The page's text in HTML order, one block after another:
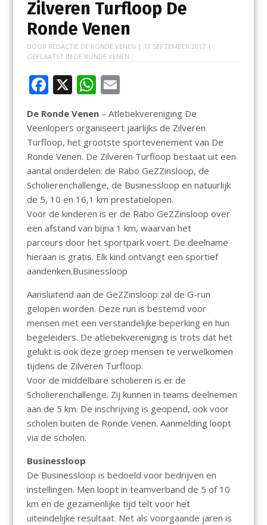
Zilveren Turfloop De
Ronde Venen
DOOR REDACTIE DE RONDE VENEN | 17 SEPTEMBER 2017|
GEPLAATST IN DE RONDE VENEN
F
ac
e
b
o
o
k
X W
at
s
A
p
p
E
m
ai
l
De Ronde Venen – Atletiekvereniging De
Veenlopers organiseert jaarlijks de Zilveren
Turfloop, het grootste sportevenement van De
Ronde Venen. De Zilveren Turfloop bestaat uit een
aantal onderdelen: de Rabo GeZZinsloop, de
Scholierenchallenge, de Businessloop en natuurlijk
de 5, 10 en 16,1 km prestatielopen.
Voor de kinderen is er de Rabo GeZZinsloop over
een afstand van bijna 1 km, waarvan het
parcours door het sportpark voert. De deelname
hieraan is gratis. Elk kind ontvangt een sportief
aandenken.Businessloop
Aansluitend aan de GeZZinsloop zal de G-run
gelopen worden. Deze run is bestemd voor
mensen met een verstandelijke beperking en hun
begeleiders. De atletiekvereniging is trots dat het
gelukt is ook deze groep mensen te verwelkomen
tijdens de Zilveren Turfloop.
Voor de middelbare scholieren is er de
Scholierenchallenge. Zij kunnen in teams deelnemen
aan de 5 km. De inschrijving is geopend, ook voor
scholen buiten de Ronde Venen. Aanmelding loopt
via de scholen.
Businessloop
De Businessloop is bedoeld voor bedrijven en
instellingen. Men loopt in teamverband de 5 of 10
km en de gezamenlijke tijd telt voor het
uiteindelijke resultaat. Net als voorgaande jaren is